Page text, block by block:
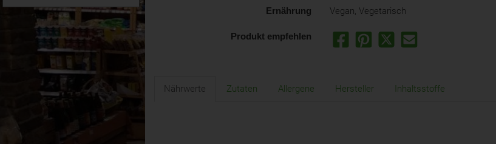
Ernährung Vegan, Vegetarisch
Produkt empfehlen
Nährwerte Zutaten Allergene Hersteller Inhaltsstoffe